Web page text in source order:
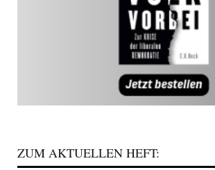
ZUM AKTUELLEN HEFT: